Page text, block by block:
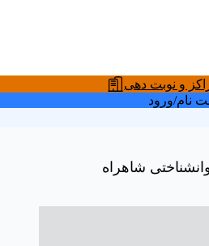
و نوبت دهی
نام/ورود
شاهراه